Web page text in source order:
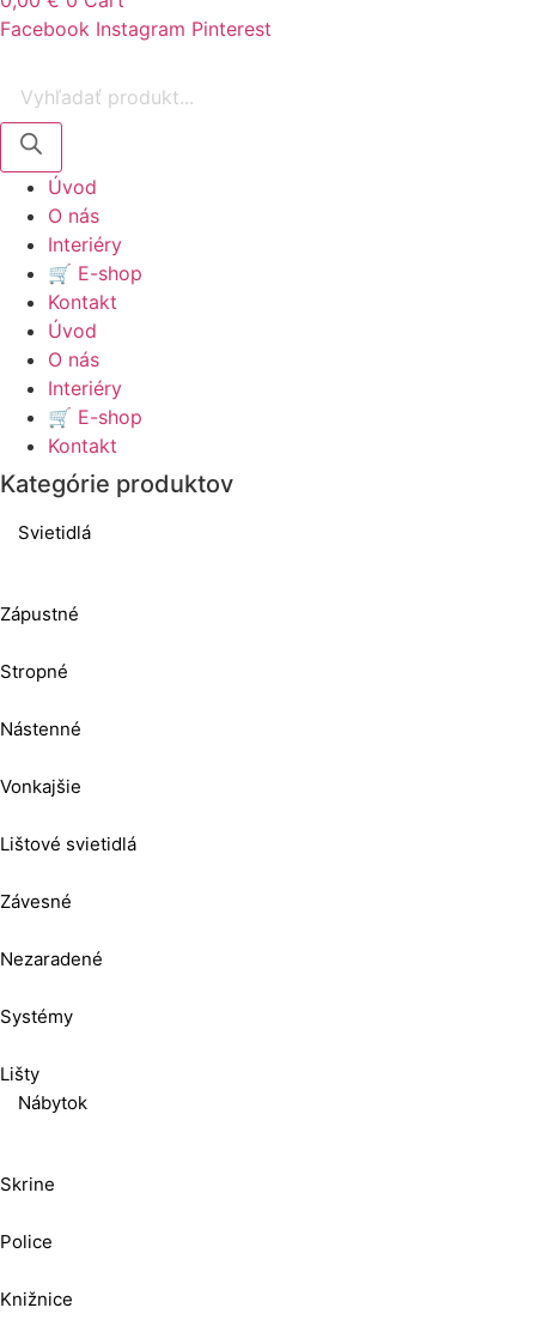
Facebook Instagram Pinterest
search
Úvod
O nás
Interiéry
🛒 E-shop
Kontakt
Úvod
O nás
Interiéry
🛒 E-shop
Kontakt
Kategórie produktov
Svietidlá
Zápustné
Stropné
Nástenné
Vonkajšie
Lištové svietidlá
Závesné
Nezaradené
Systémy
Lišty
Nábytok
Skrine
Police
Knižnice